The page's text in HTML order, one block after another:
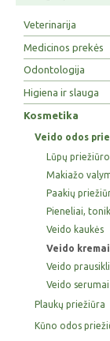
Veterinarija
Medicinos prekės
Odontologija
Higiena ir slauga
Kosmetika
Veido odos
Lūpų
Makiažo
Paakių
Pieneliai,
Veido kaukės
Veido kremai
Veido
Veido serumai
Plaukų priežiūra
Kūno odos